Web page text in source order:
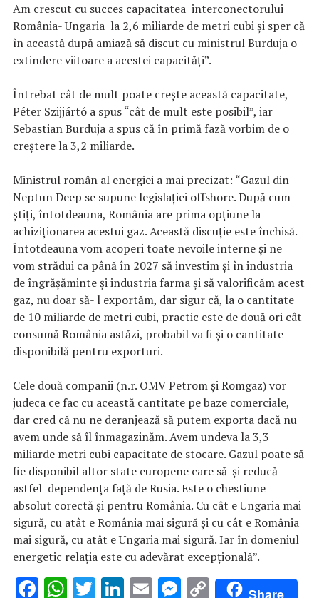
Am crescut cu succes capacitatea interconectorului
România- Ungaria la 2,6 miliarde de metri cubi și sper că
în această după amiază să discut cu ministrul Burduja o
extindere viitoare a acestei capacități”.
Întrebat cât de mult poate crește această capacitate,
Péter Szijjártó a spus “cât de mult este posibil”, iar
Sebastian Burduja a spus că în primă fază vorbim de o
creștere la 3,2 miliarde.
Ministrul român al energiei a mai precizat: “Gazul din
Neptun Deep se supune legislației offshore. După cum
știți, întotdeauna, România are prima opțiune la
achiziționarea acestui gaz. Această discuție este închisă.
Întotdeauna vom acoperi toate nevoile interne și ne
vom strădui ca până în 2027 să investim și în industria
de îngrășăminte și industria farma și să valorificăm acest
gaz, nu doar să- l exportăm, dar sigur că, la o cantitate
de 10 miliarde de metri cubi, practic este de două ori cât
consumă România astăzi, probabil va fi și o cantitate
disponibilă pentru exporturi.
Cele două companii (n.r. OMV Petrom și Romgaz) vor
judeca ce fac cu această cantitate pe baze comerciale,
dar cred că nu ne deranjează să putem exporta dacă nu
avem unde să îl înmagazinăm. Avem undeva la 3,3
miliarde metri cubi capacitate de stocare. Gazul poate să
fie disponibil altor state europene care să-și reducă
astfel dependența față de Rusia. Este o chestiune
absolut corectă și pentru România. Cu cât e Ungaria mai
sigură, cu atât e România mai sigură și cu cât e România
mai sigură, cu atât e Ungaria mai sigură. Iar în domeniul
energetic relația este cu adevărat excepțională”.
F W T Li E M C